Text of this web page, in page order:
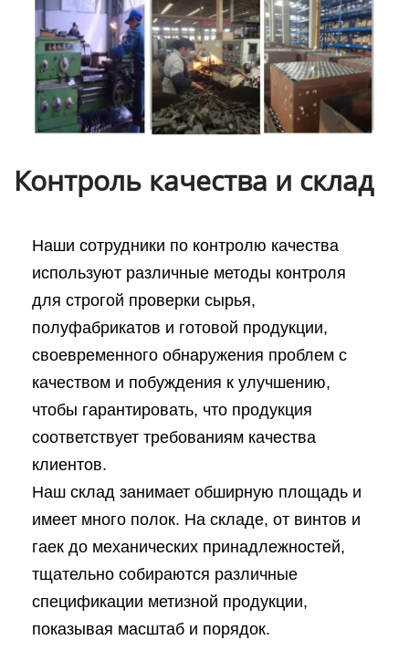
Контроль качества и склад
Наши сотрудники по контролю качества
используют различные методы контроля
для строгой проверки сырья,
полуфабрикатов и готовой продукции,
своевременного обнаружения проблем с
качеством и побуждения к улучшению,
чтобы гарантировать, что продукция
соответствует требованиям качества
клиентов.
Наш склад занимает обширную площадь и
имеет много полок. На складе, от винтов и
гаек до механических принадлежностей,
тщательно собираются различные
спецификации метизной продукции,
показывая масштаб и порядок.